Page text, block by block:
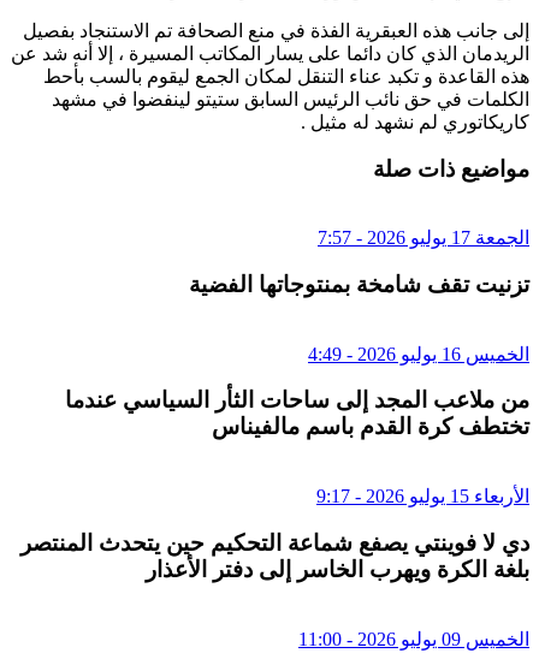
إلى جانب هذه العبقرية الفذة في منع الصحافة تم الاستنجاد بفصيل
الريدمان الذي كان دائما على يسار المكاتب المسيرة ، إلا أنه شد عن
هذه القاعدة و تكبد عناء التنقل لمكان الجمع ليقوم بالسب بأحط
الكلمات في حق نائب الرئيس السابق ستيتو لينفضوا في مشهد
كاريكاتوري لم نشهد له مثيل .
مواضيع ذات صلة
الجمعة 17 يوليو 2026 - 7:57
تزنيت تقف شامخة بمنتوجاتها الفضية
الخميس 16 يوليو 2026 - 4:49
من ملاعب المجد إلى ساحات الثأر السياسي عندما
تختطف كرة القدم باسم مالفيناس
الأربعاء 15 يوليو 2026 - 9:17
دي لا فوينتي يصفع شماعة التحكيم حين يتحدث المنتصر
بلغة الكرة ويهرب الخاسر إلى دفتر الأعذار
الخميس 09 يوليو 2026 - 11:00